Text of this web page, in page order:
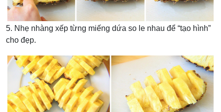
5. Nhẹ nhàng xếp từng miếng dứa so le nhau để “tạo hình”
cho đẹp.